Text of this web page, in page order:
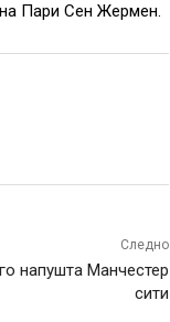
на Пари Сен Жермен.
Следно
напушта Манчестер
сити